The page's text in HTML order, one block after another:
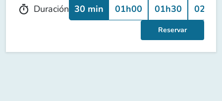
timer Duración 30 min 01h00 01h30 02h00
Reservar